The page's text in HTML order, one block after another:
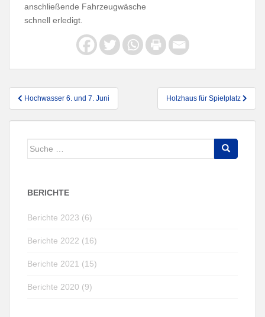
anschließende Fahrzeugwäsche
schnell erledigt.
Beitragsnavigation
Hochwasser 6. und 7. Juni Holzhaus für Spielplatz
Suche
BERICHTE
Berichte 2023 (6)
Berichte 2022 (16)
Berichte 2021 (15)
Berichte 2020 (9)